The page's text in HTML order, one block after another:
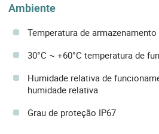
Ambiente
Temperatura de armazenamento
30°C ~ +60°C temperatura de
Humidade relativa de
humidade relativa
Grau de proteção IP67